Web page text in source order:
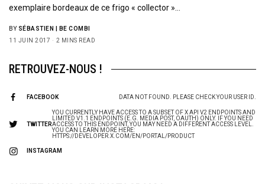
exemplaire bordeaux de ce frigo « collector »…
BY SÉBASTIEN | BE COMBI
11 JUIN 2017
2 MINS READ
RETROUVEZ-NOUS !
FACEBOOK DATA NOT FOUND. PLEASE CHECK YOUR USER ID.
TWITTER
YOU CURRENTLY HAVE ACCESS TO A SUBSET OF X API V2 ENDPOINTS AND
LIMITED V1.1 ENDPOINTS (E.G. MEDIA POST, OAUTH) ONLY. IF YOU NEED
ACCESS TO THIS ENDPOINT, YOU MAY NEED A DIFFERENT ACCESS LEVEL.
YOU CAN LEARN MORE HERE:
HTTPS://DEVELOPER.X.COM/EN/PORTAL/PRODUCT
INSTAGRAM